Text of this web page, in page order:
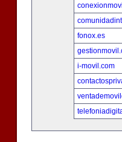
fonox.es
i-movil.com